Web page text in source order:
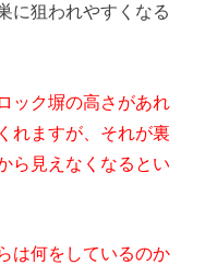
に狙われやすくなる
ック塀の高さがあれ
れますが、それが裏
ら見えなくなるとい
は何をしているのか